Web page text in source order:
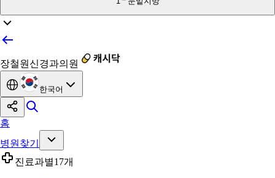
장철원신경과의원
한국어
홈
병원찾기
진료과별17개